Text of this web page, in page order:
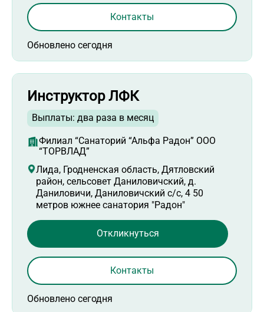
Обновлено сегодня
Контакты
Инструктор ЛФК
Выплаты: два раза в месяц
Филиал “Санаторий “Альфа Радон” ООО
“ТОРВЛАД”
Лида, Гродненская область, Дятловский
район, сельсовет Даниловичский, д.
Даниловичи, Даниловичский с/с, 4 50
метров южнее санатория "Радон"
Обновлено сегодня
Откликнуться
Контакты